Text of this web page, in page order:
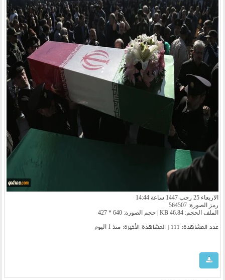
الاربعاء 25 رجب 1447 ساعة 14:44
رمز الصورة: 564507
الملف الحجم: 46.84 KB | حجم الصورة: 640 * 427
عدد المشاهدة: 111 | المشاهدة الأخیرة: منذ 1 اليوم